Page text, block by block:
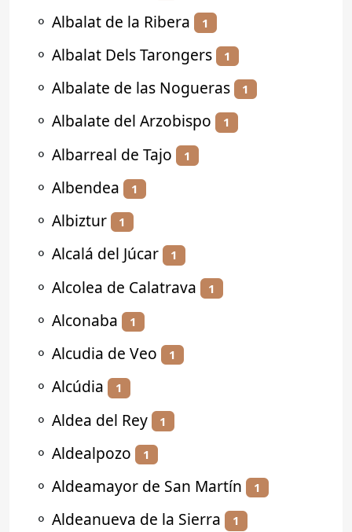
⚬ Albalat de la Ribera 1
⚬ Albalat Dels Tarongers 1
⚬ Albalate de las Nogueras 1
⚬ Albalate del Arzobispo 1
⚬ Albarreal de Tajo 1
⚬ Albendea 1
⚬ Albiztur 1
⚬ Alcalá del Júcar 1
⚬ Alcolea de Calatrava 1
⚬ Alconaba 1
⚬ Alcudia de Veo 1
⚬ Alcúdia 1
⚬ Aldea del Rey 1
⚬ Aldealpozo 1
⚬ Aldeamayor de San Martín 1
⚬ Aldeanueva de la Sierra 1